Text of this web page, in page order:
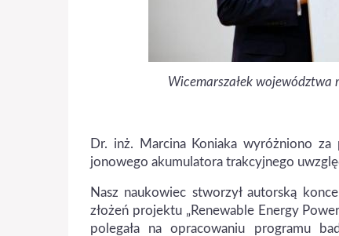
Wicemarszałek województwa
Dr. inż. Marcina Koniaka wyróżniono
jonowego akumulatora trakcyjnego
Nasz naukowiec stworzył autorską
złożeń projektu „Renewable Energy
polegała na opracowaniu programu